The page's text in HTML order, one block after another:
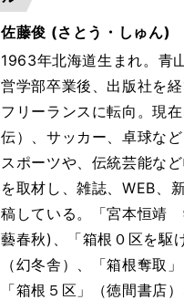
佐藤俊 (さとう・しゅん)
1963年北海道生まれ。青
営学部卒業後、出版社を
フリーランスに転向。現
伝）、サッカー、卓球な
スポーツや、伝統芸能な
を取材し、雑誌、WEB、
稿している。「宮本恒靖
藝春秋)、「箱根０区を駆
（幻冬舎）、「箱根奪取
「箱根５区」（徳間書店